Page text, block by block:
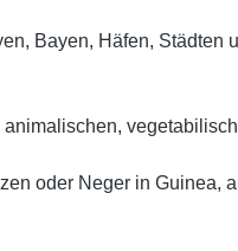
Bayen, Häfen,
oder Neger in Guinea,